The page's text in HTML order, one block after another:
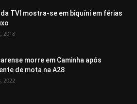
da TVI mostra-se em biquíni em férias
2018
morre em Caminha após
de mota na A28
2022